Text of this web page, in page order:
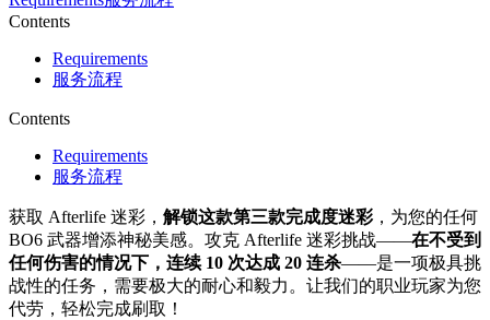
Contents
Requirements
服务流程
Contents
Requirements
服务流程
获取 Afterlife 迷彩， 解锁这款第三款完成度迷彩，为您的任何
BO6 武器增添神秘美感。攻克 Afterlife 迷彩挑战——在不受到
任何伤害的情况下，连续 10 次达成 20 连杀——是一项极具挑
战性的任务，需要极大的耐心和毅力。让我们的职业玩家为您
代劳，轻松完成刷取！